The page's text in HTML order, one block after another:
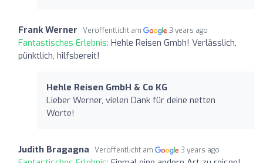
Frank Werner Veröffentlicht am 3 years ago
Fantastisches Erlebnis: Hehle Reisen Gmbh! Verlässlich,
pünktlich, hilfsbereit!
Hehle Reisen GmbH & Co KG
Lieber Werner, vielen Dank für deine netten
Worte!
Judith Bragagna Veröffentlicht am 3 years ago